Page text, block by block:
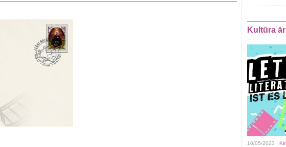
Kultūra
10/05/2023 ·